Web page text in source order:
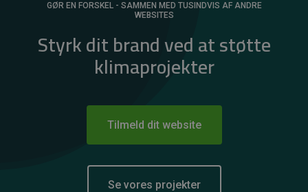
GØR EN FORSKEL - SAMMEN MED TUSINDVIS AF ANDRE
WEBSITES
Styrk dit brand ved at støtte
klimaprojekter
Tilmeld dit website
Se vores projekter